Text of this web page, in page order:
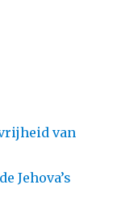
van
Jehova’s